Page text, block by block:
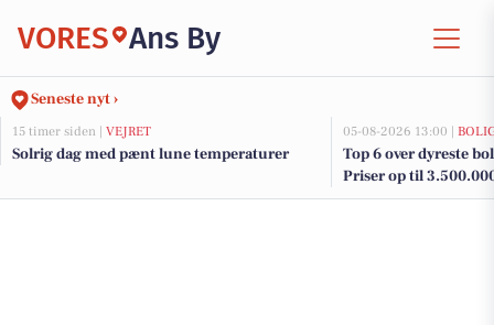
VORES Ans By
Seneste nyt ›
15 timer siden | VEJRET
Solrig dag med pænt lune temperaturer
05-08-2026 13:00 |
Top 6 over dyreste
Priser op til